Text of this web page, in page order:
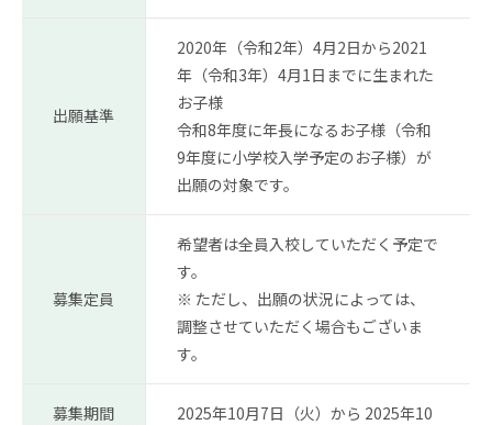
へ
プライバシーポリシー
EN
出願基準
2020年（令和2年）4月2日から2021
年（令和3年）4月1日までに生まれた
お子様
令和8年度に年長になるお子様（令和
9年度に小学校入学予定のお子様）が
出願の対象です。
募集定員
希望者は全員入校していただく予定で
す。
※ ただし、出願の状況によっては、
調整させていただく場合もございま
す。
募集期間
2025年10月7日（火）から 2025年10